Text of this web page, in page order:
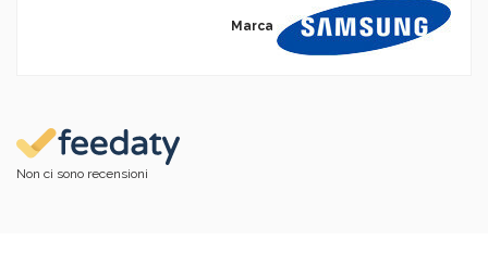
Marca
Non ci sono recensioni